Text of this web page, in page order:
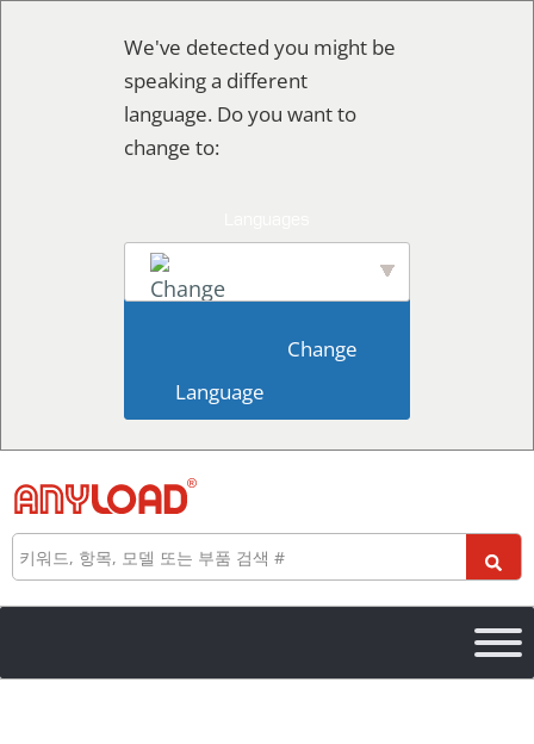
We've detected you might be
speaking a different
language. Do you want to
change to:
Language
색